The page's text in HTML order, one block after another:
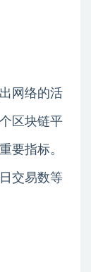
网络的活
区块链平
要指标。
交易数等